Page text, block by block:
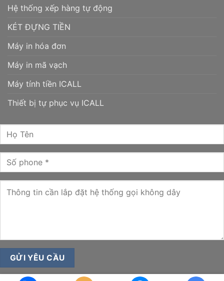
Hệ thống xếp hàng tự động
KÉT ĐỰNG TIỀN
Máy in hóa đơn
Máy in mã vạch
Máy tính tiền ICALL
Thiết bị tự phục vụ ICALL